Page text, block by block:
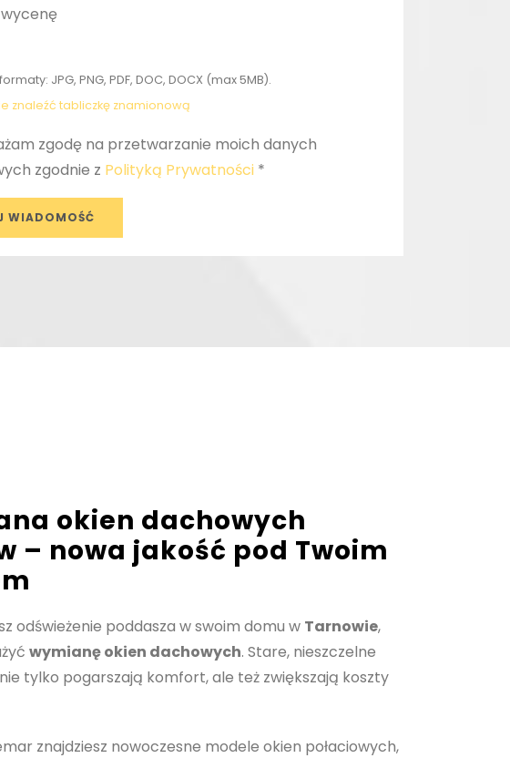
JPG, PNG, PDF, DOC, DOCX (max 5MB).
znaleźć tabliczkę znamionową
zgodę na przetwarzanie moich danych
zgodnie z Polityką Prywatności *
okien dachowych
– nowa jakość pod Twoim
odświeżenie poddasza w swoim domu w Tarnowie,
wymianę okien dachowych. Stare, nieszczelne
tylko pogarszają komfort, ale też zwiększają koszty
znajdziesz nowoczesne modele okien połaciowych,